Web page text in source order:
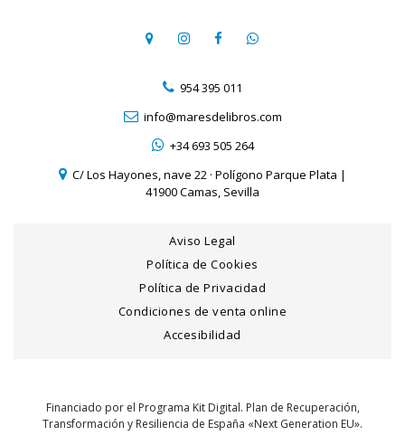
954 395 011
info@maresdelibros.com
+34 693 505 264
C/ Los Hayones, nave 22 · Polígono Parque Plata |
41900 Camas, Sevilla
Aviso Legal
Política de Cookies
Política de Privacidad
Condiciones de venta online
Accesibilidad
Financiado por el Programa Kit Digital. Plan de Recuperación,
Transformación y Resiliencia de España «Next Generation EU».